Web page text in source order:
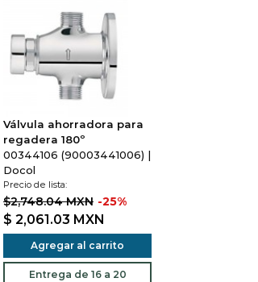
Válvula ahorradora para
regadera 180º
00344106 (90003441006) |
Docol
Precio de lista:
$2,748.04 MXN -25%
$ 2,061.03 MXN
Agregar al carrito
Entrega de 16 a 20